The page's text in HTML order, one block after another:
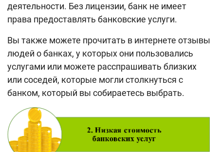
деятельности. Без лицензии, банк не имеет
права предоставлять банковские услуги.
Вы также можете прочитать в интернете отзывы
людей о банках, у которых они пользовались
услугами или можете расспрашивать близких
или соседей, которые могли столкнуться с
банком, который вы собираетесь выбрать.